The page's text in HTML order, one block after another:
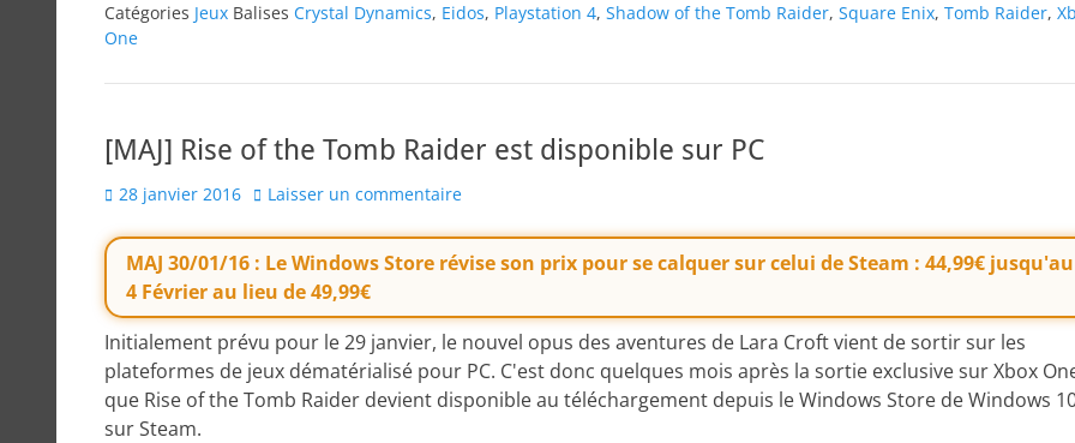
Catégories Jeux Balises Crystal Dynamics, Eidos, Playstation 4, Shadow of the Tomb Raider, Square Enix, Tomb Raider,
One
[MAJ] Rise of the Tomb Raider est disponible sur PC
Posted
28 janvier 2016 Laisser un commentaire
MAJ 30/01/16 : Le Windows Store révise son prix pour se calquer sur celui de Steam : 44,99€ jusqu'au
4 Février au lieu de 49,99€
Initialement prévu pour le 29 janvier, le nouvel opus des aventures de Lara Croft vient de sortir sur les
plateformes de jeux dématérialisé pour PC. C'est donc quelques mois après la sortie exclusive sur Xbox
que Rise of the Tomb Raider devient disponible au téléchargement depuis le Windows Store de Windows
sur Steam.